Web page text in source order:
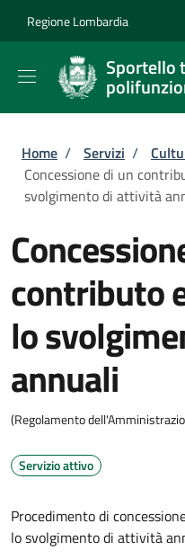
Regione Lombardia
Sportello
Briciole di
Home / Servizi /
Concessione di un
svolgimento di attività
contributo
lo
annuali
(Regolamento
Servizio attivo
Procedimento di
lo svolgimento di attività